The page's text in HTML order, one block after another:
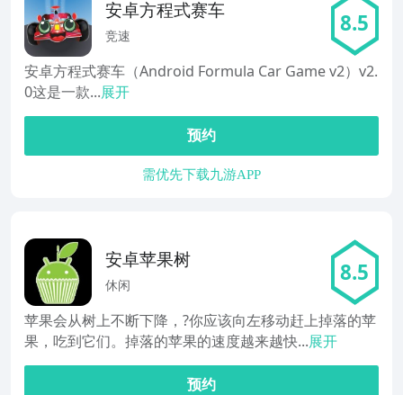
安卓方程式赛车
竞速 8.5
安卓方程式赛车（Android Formula Car Game v2）v2.
0这是一款...展开
预约
需优先下载九游APP
安卓苹果树
休闲 8.5
苹果会从树上不断下降，?你应该向左移动赶上掉落的苹
果，吃到它们。掉落的苹果的速度越来越快...展开
预约